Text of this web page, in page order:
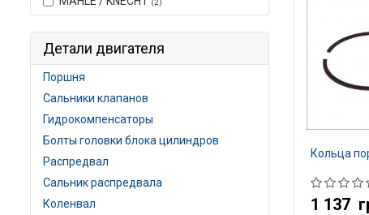
(2)
Детали двигателя
Поршня
Сальники клапанов
Гидрокомпенсаторы
Болты головки блока цилиндров
Распредвал
Сальник распредвала
Коленвал
Кольца
1 137